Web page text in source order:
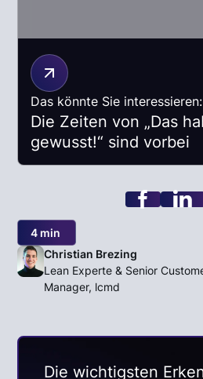
Das könnte Sie interessieren:
Die Zeiten von „Das
gewusst!“ sind vorbei
Christian Brezing
Lean Experte & Senior
Manager, lcmd
4 min
Die wichtigsten